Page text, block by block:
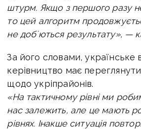
штурм. Якщо з першого разу
то цей алгоритм
не добʼються результату», —
За його словами, українське
керівництво має переглянути
щодо укріпрайонів.
«На тактичному рівні ми
нас залежить, але це мають
рівнях. Інакше ситуація